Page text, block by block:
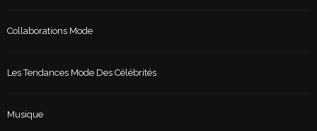
Collaborations Mode
Les Tendances Mode Des Célébrités
Musique